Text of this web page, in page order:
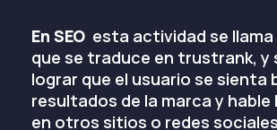
En SEO esta actividad se llama
que se traduce en trustrank, y
lograr que el usuario se sienta
resultados de la marca y hable
en otros sitios o redes